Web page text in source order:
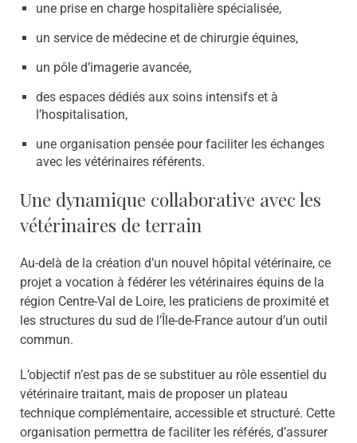
une prise en charge hospitalière spécialisée,
un service de médecine et de chirurgie équines,
un pôle d’imagerie avancée,
des espaces dédiés aux soins intensifs et à
l’hospitalisation,
une organisation pensée pour faciliter les échanges
avec les vétérinaires référents.
Une dynamique collaborative avec les
vétérinaires de terrain
Au-delà de la création d’un nouvel hôpital vétérinaire, ce
projet a vocation à fédérer les vétérinaires équins de la
région Centre-Val de Loire, les praticiens de proximité et
les structures du sud de l’Île-de-France autour d’un outil
commun.
L’objectif n’est pas de se substituer au rôle essentiel du
vétérinaire traitant, mais de proposer un plateau
technique complémentaire, accessible et structuré. Cette
organisation permettra de faciliter les référés, d’assurer